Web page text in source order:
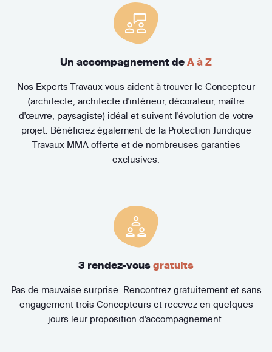
Un accompagnement de A à Z
Nos Experts Travaux vous aident à trouver le Concepteur
(architecte, architecte d'intérieur, décorateur, maître
d'œuvre, paysagiste) idéal et suivent l'évolution de votre
projet. Bénéficiez également de la Protection Juridique
Travaux MMA offerte et de nombreuses garanties
exclusives.
3 rendez-vous gratuits
Pas de mauvaise surprise. Rencontrez gratuitement et sans
engagement trois Concepteurs et recevez en quelques
jours leur proposition d'accompagnement.